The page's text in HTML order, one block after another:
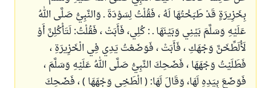
بِخَزِيرَةٍ قَدْ طَبَخْتُهَا لَهُ ، فَقُلْتُ لِسَوْدَةَ ـ وَالنَّبِيُّ صَلَّى اللهُ
عَلَيْهِ وَسَلَّمَ بَيْنِي وَبَيْنَهَا ـ : كُلِي، فَأَبَتْ ، فَقُلْتُ: لَتَأْكُلِنَّ أَوْ
لَأُلَطِّخَنَّ وَجْهَكِ ، فَأَبَتْ ، فَوَضَعْتُ يَدِي فِي الْخَزِيرَةِ ،
فَطَلَيْتُ وَجْهَهَا ، فَضَحِكَ النَّبِيُّ صَلَّى اللهُ عَلَيْهِ وَسَلَّمَ ،
فَوَضَعَ بِيَدِهِ لَهَا، وَقَالَ لَهَا: ( الْطَخِي وَجْهَهَا ) ، فَضَحِكَ